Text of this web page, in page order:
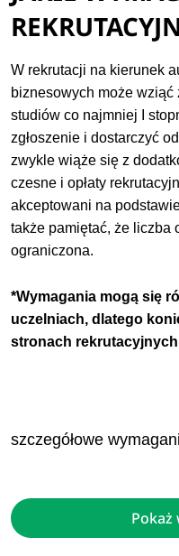
W rekrutacji na kierunek
biznesowych może wziąć
studiów co najmniej I
zgłoszenie i dostarczyć
zwykle wiąże się z
czesne i opłaty
akceptowani na
także pamiętać, że liczba
ograniczona.
*Wymagania mogą się r
uczelniach, dlatego
stronach rekrutacyjnych
szczegółowe
Pokaż